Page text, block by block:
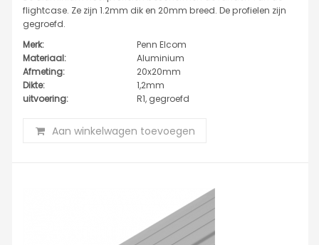
flightcase. Ze zijn 1.2mm dik en 20mm breed. De profielen zijn
gegroefd.
Merk:
Penn Elcom
Materiaal:
Aluminium
Afmeting:
20x20mm
Dikte:
1,2mm
uitvoering:
R1, gegroefd
Aan winkelwagen toevoegen